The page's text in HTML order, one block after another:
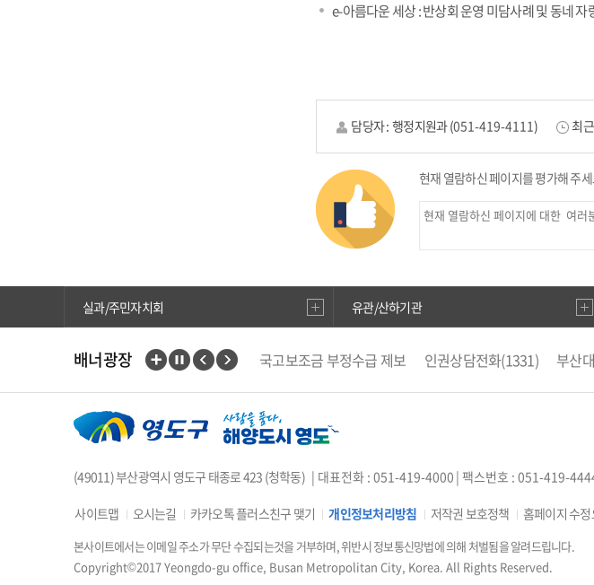
e-아름다운 세상 : 반상회 운영 미담사례 및 동네
담당자 : 행정지원과(051-419-4111) 최
현재 열람하신 페이지를 평가해 주
실과/주민자치회 유관/산하기관
배너광장 국고보조금 부정수급 제보 인권상담전화(1331) 부산
부산인재평생교육진흥원
위해식품 정보공개
에어코리아
웹진 아이사랑 부산도시서비스(창업) 분석
(49011) 부산광역시 영도구 태종로 423 (청학동) | 대표전화 : 051-419-4000 | 팩스번호 : 051-419-
사이트맵 오시는길 카카오톡 플러스친구 맺기 개인정보처리방침 저작권 보호정책 홈페이지 수정
본사이트에서는 이메일 주소가 무단 수집되는것을 거부하며, 위반시 정보통신망법에 의해 처벌됨을 알려드립니다.
Copyright©2017 Yeongdo-gu office, Busan Metropolitan City, Korea. All Rights Reserved.